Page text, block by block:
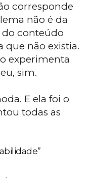
corresponde
não é da
conteúdo
que não existia.
experimenta
sim.
E ela foi o
todas as